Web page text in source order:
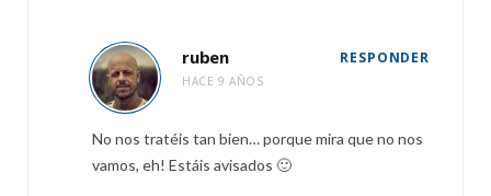
ruben
HACE 9 AÑOS
RESPONDER
No nos tratéis tan bien… porque mira que no nos
vamos, eh! Estáis avisados 🙂